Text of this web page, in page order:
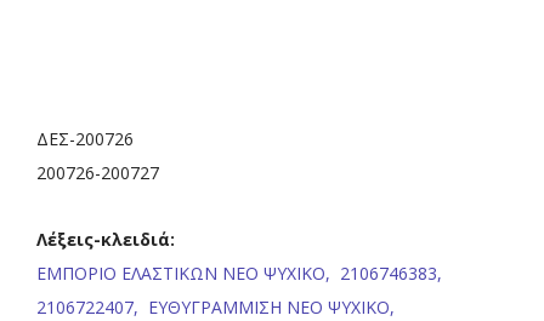
ΔΕΣ-200726
200726-200727
Λέξεις-κλειδιά:
ΕΜΠΟΡΙΟ ΕΛΑΣΤΙΚΩΝ ΝΕΟ ΨΥΧΙΚΟ, 2106746383,
2106722407, ΕΥΘΥΓΡΑΜΜΙΣΗ ΝΕΟ ΨΥΧΙΚΟ,